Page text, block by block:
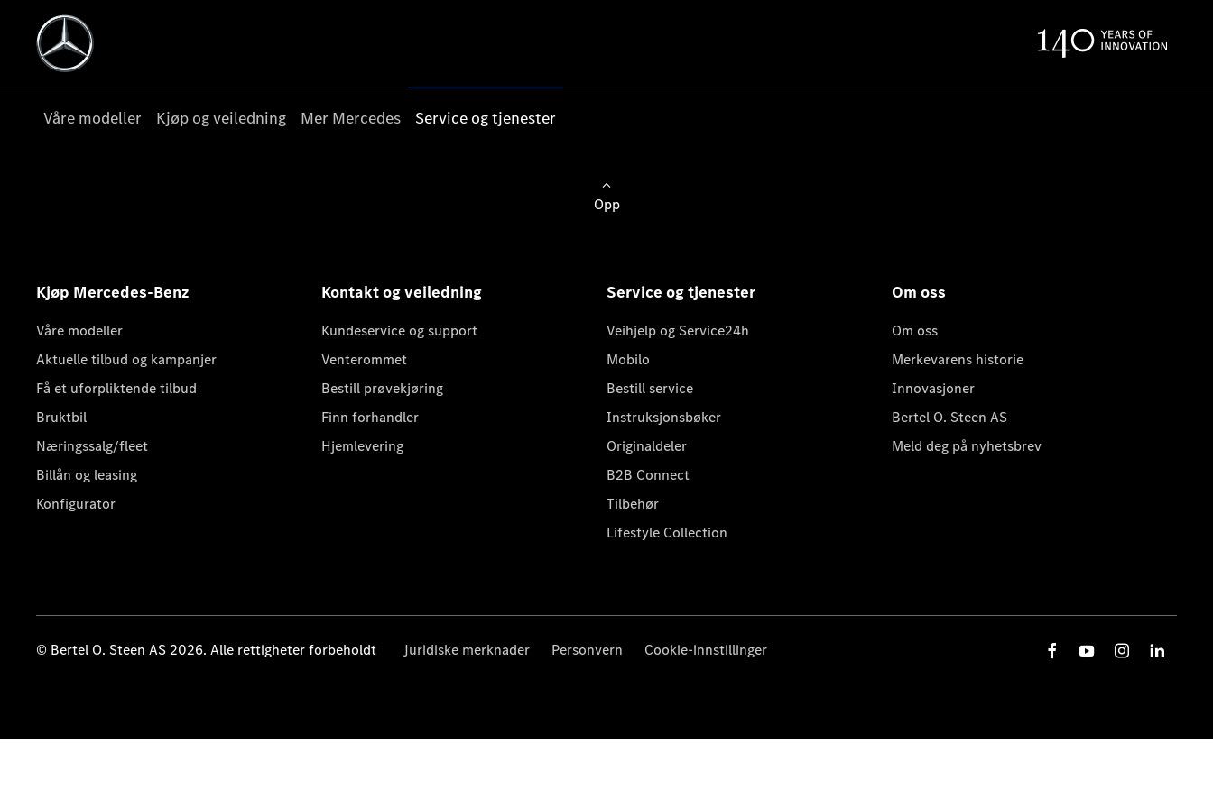
Våre modeller Kjøp og veiledning Mer Mercedes Service og tjenester
Opp
Kjøp Mercedes-Benz
Våre modeller
Aktuelle tilbud og kampanjer
Få et uforpliktende tilbud
Bruktbil
Næringssalg/fleet
Billån og leasing
Konfigurator
Kontakt og veiledning
Kundeservice og support
Venterommet
Bestill prøvekjøring
Finn forhandler
Hjemlevering
Service og tjenester
Veihjelp og Service24h
Mobilo
Bestill service
Instruksjonsbøker
Originaldeler
B2B Connect
Tilbehør
Lifestyle Collection
Om oss
Om oss
Merkevarens historie
Innovasjoner
Bertel O. Steen AS
Meld deg på nyhetsbrev
© Bertel O. Steen AS 2026. Alle rettigheter forbeholdt Juridiske merknader Personvern Cookie-innstillinger